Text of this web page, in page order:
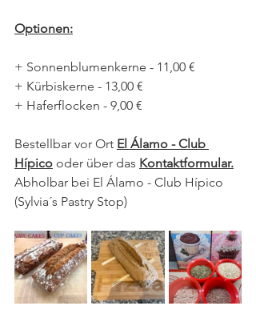
Optionen:
+ Sonnenblumenkerne - 11,00 €
+ Kürbiskerne - 13,00 €
+ Haferflocken - 9,00 €
Bestellbar vor Ort El Álamo - Club
Hípico oder über das Kontaktformular.
Abholbar bei El Álamo - Club Hípico
(Sylvia´s Pastry Stop)